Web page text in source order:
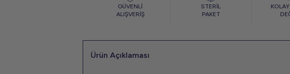
GÜVENLİ
ALIŞVERİŞ
STERİL
PAKET
Ürün Açıklaması